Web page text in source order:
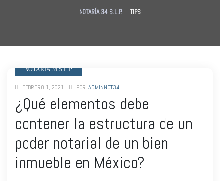
NOTARÍA 34 S.L.P. : TIPS
NOTARIA 34 S.L.P.
FEBRERO 1, 2021 POR ADMINNOT34
¿Qué elementos debe
contener la estructura de un
poder notarial de un bien
inmueble en México?